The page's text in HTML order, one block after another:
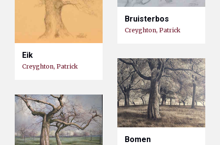
Bruisterbos
Creyghton, Patrick
Eik
Creyghton, Patrick
Bomen